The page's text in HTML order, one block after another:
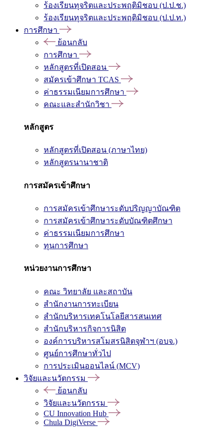
ร้องเรียนทุจริตและประพฤติมิชอบ (ป.ป.ช.)
ร้องเรียนทุจริตและประพฤติมิชอบ (ป.ป.ท.)
การศึกษา
ย้อนกลับ
การศึกษา
หลักสูตรที่เปิดสอน
สมัครเข้าศึกษา TCAS
ค่าธรรมเนียมการศึกษา
คณะและสำนักวิชา
หลักสูตร
หลักสูตรที่เปิดสอน (ภาษาไทย)
หลักสูตรนานาชาติ
การสมัครเข้าศึกษา
การสมัครเข้าศึกษาระดับปริญญาบัณฑิต
การสมัครเข้าศึกษาระดับบัณฑิตศึกษา
ค่าธรรมเนียมการศึกษา
ทุนการศึกษา
หน่วยงานการศึกษา
คณะ วิทยาลัย และสถาบัน
สำนักงานการทะเบียน
สำนักบริหารเทคโนโลยีสารสนเทศ
สำนักบริหารกิจการนิสิต
องค์การบริหารสโมสรนิสิตจุฬาฯ (อบจ.)
ศูนย์การศึกษาทั่วไป
การประเมินออนไลน์ (MCV)
วิจัยและนวัตกรรม
ย้อนกลับ
วิจัยและนวัตกรรม
CU Innovation Hub
Chula DigiVerse